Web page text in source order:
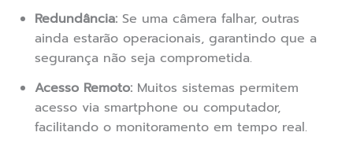
Redundância: Se uma câmera falhar, outras
ainda estarão operacionais, garantindo que a
segurança não seja comprometida.
Acesso Remoto: Muitos sistemas permitem
acesso via smartphone ou computador,
facilitando o monitoramento em tempo real.